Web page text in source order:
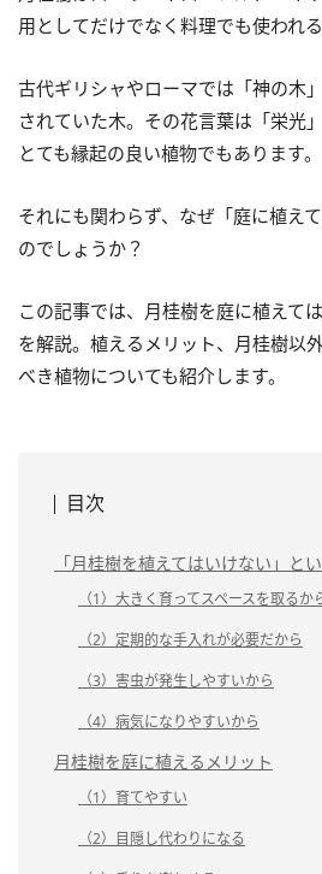
用としてだけでなく料理でも使われる
古代ギリシャやローマでは「神の木
されていた木。その花言葉は「栄光
とても縁起の良い植物でもあります。
それにも関わらず、なぜ「庭に植え
のでしょうか？
この記事では、月桂樹を庭に植えて
を解説。植えるメリット、月桂樹以
べき植物についても紹介します。
目次
「月桂樹を植えてはいけない」と
（1）大きく育ってスペースを取るか
（2）定期的な手入れが必要だから
（3）害虫が発生しやすいから
（4）病気になりやすいから
月桂樹を庭に植えるメリット
（1）育てやすい
（2）目隠し代わりになる